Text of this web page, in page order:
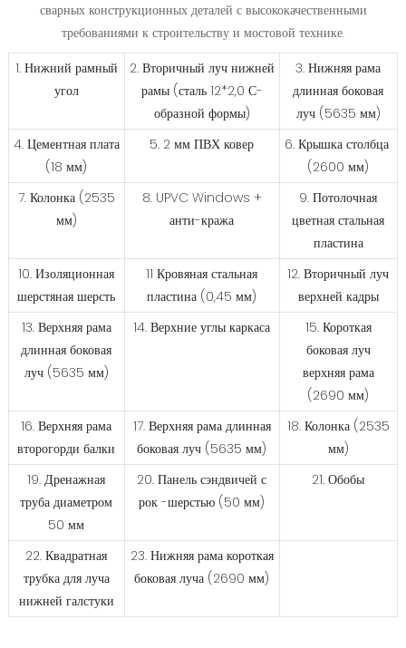
сварных конструкционных деталей с высококачественными
требованиями к строительству и мостовой технике.
1. Нижний рамный
угол
2. Вторичный луч нижней
рамы (сталь 12*2,0 С-
образной формы)
3. Нижняя рама
длинная боковая
луч (5635 мм)
4. Цементная плата
(18 мм)
5. 2 мм ПВХ ковер
6. Крышка столбца
(2600 мм)
7. Колонка (2535
мм)
8. UPVC Windows +
анти-кража
9. Потолочная
цветная стальная
пластина
10. Изоляционная
шерстяная шерсть
11 Кровяная стальная
пластина (0,45 мм)
12. Вторичный луч
верхней кадры
13. Верхняя рама
длинная боковая
луч (5635 мм)
14. Верхние углы каркаса
15. Короткая
боковая луч
верхняя рама
(2690 мм)
16. Верхняя рама
второгорди балки
17. Верхняя рама длинная
боковая луч (5635 мм)
18. Колонка (2535
мм)
19. Дренажная
труба диаметром
50 мм
20. Панель сэндвичей с
рок -шерстью (50 мм)
21. Обобы
22. Квадратная
трубка для луча
нижней галстуки
23. Нижняя рама короткая
боковая луча (2690 мм)